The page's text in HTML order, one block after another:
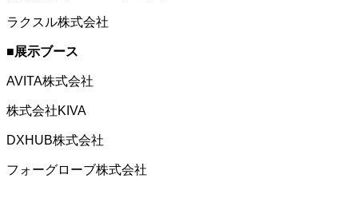
ラクスル株式会社
■展示ブース
AVITA株式会社
株式会社KIVA
DXHUB株式会社
フォーグローブ株式会社